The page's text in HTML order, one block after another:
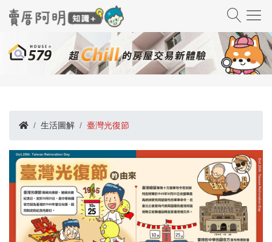
生活圖解 臺灣光復節